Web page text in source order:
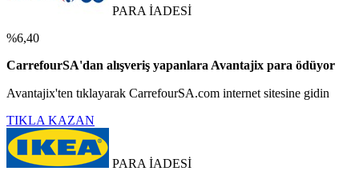
PARA İADESİ
%6,40
CarrefourSA'dan alışveriş yapanlara Avantajix para ödüyor
Avantajix'ten tıklayarak CarrefourSA.com internet sitesine gidin
TIKLA KAZAN
PARA İADESİ